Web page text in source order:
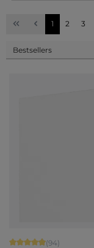
Pagina
1 Pagina
2 3
Gemiddelde(94)